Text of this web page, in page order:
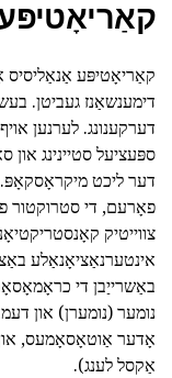
קאַריאָטיפּע אַנאַליסיס
דימענשאַנז געביטן.
דערקענונג. לערנען
ספּעציעל סטיינינג
דער ליכט מיקראָסקאָפּ.
פאָרעם, די סטרוקטור
צווייטיק
אינטערנאַציאָנאַלע
באַשרייַבן די
נומער (נומערן) און
אָדער אַוטאָסאָמעס, און
אַקסל לענג).